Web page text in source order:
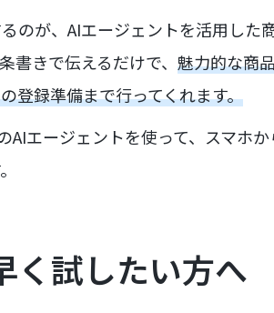
のが、AIエージェントを活用した
書きで伝えるだけで、 魅力的な商
登録準備まで行ってくれます。
AIエージェントを使って、スマホ
く試したい方へ